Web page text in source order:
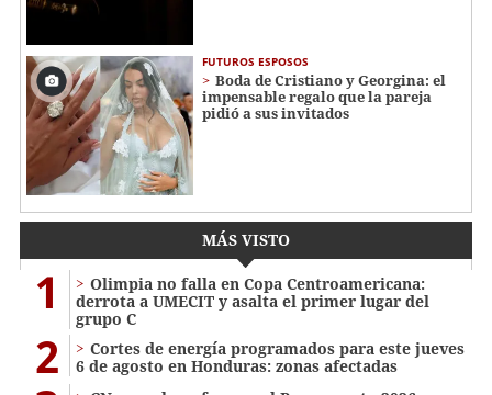
FUTUROS ESPOSOS
Boda de Cristiano y Georgina: el
impensable regalo que la pareja
pidió a sus invitados
MÁS VISTO
1
Olimpia no falla en Copa Centroamericana:
derrota a UMECIT y asalta el primer lugar del
grupo C
2
Cortes de energía programados para este jueves
6 de agosto en Honduras: zonas afectadas